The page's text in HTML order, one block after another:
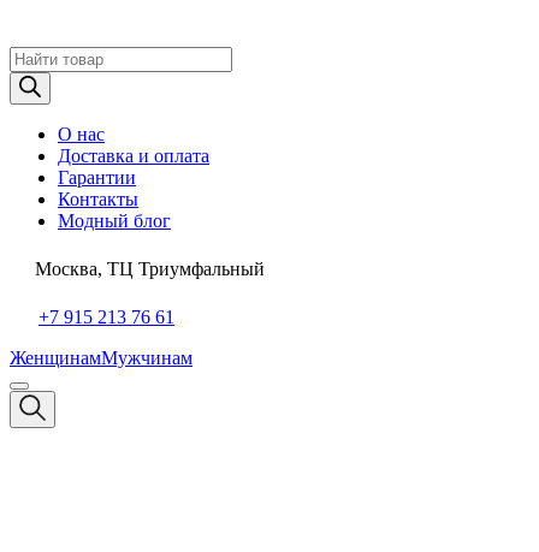
Поиск
товаров
О нас
Доставка и оплата
Гарантии
Контакты
Модный блог
Москва, ТЦ Триумфальный
+7 915 213 76 61
ЖенщинамМужчинам